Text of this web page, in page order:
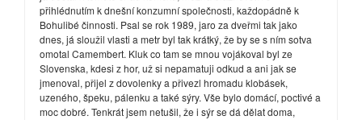
přihlédnutím k dnešní konzumní společnosti, každopádně k
Bohulibé činnosti. Psal se rok 1989, jaro za dveřmi tak jako
dnes, já sloužil vlasti a metr byl tak krátký, že by se s ním sotva
omotal Camembert. Kluk co tam se mnou vojákoval byl ze
Slovenska, kdesi z hor, už si nepamatuji odkud a ani jak se
jmenoval, přijel z dovolenky a přivezl hromadu klobásek,
uzeného, špeku, pálenku a také sýry. Vše bylo domácí, poctivé a
moc dobré. Tenkrát jsem netušil, že i sýr se dá dělat doma,